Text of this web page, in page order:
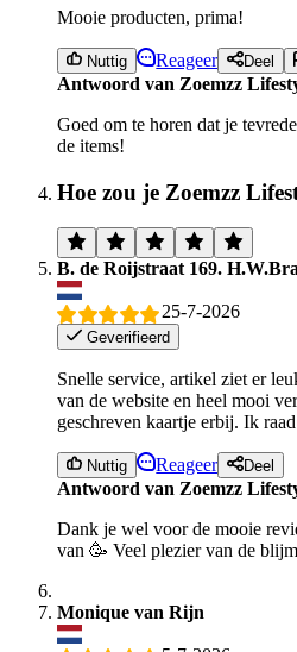
Mooie producten, prima!
Nuttig Reageer Deel
Antwoord van Zoemzz
Goed om te horen dat je
de items!
Hoe zou je Zoemzz
B. de Roijstraat 169.
25-7-2026
Geverifieerd
Snelle service, artikel ziet er
van de website en heel mooi
geschreven kaartje erbij. Ik
Nuttig Reageer Deel
Antwoord van Zoemzz
Dank je wel voor de mooie
van 🥳 Veel plezier van de
Monique van Rijn